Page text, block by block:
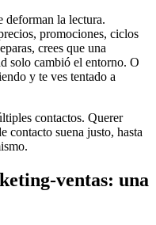
deforman la lectura.
promociones, ciclos
crees que una
solo cambió el entorno. O
y te ves tentado a
contactos. Querer
contacto suena justo, hasta
ventas: una